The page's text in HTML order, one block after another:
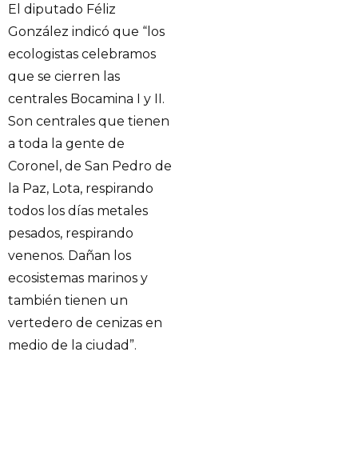
El diputado Féliz
González indicó que “los
ecologistas celebramos
que se cierren las
centrales Bocamina I y II.
Son centrales que tienen
a toda la gente de
Coronel, de San Pedro de
la Paz, Lota, respirando
todos los días metales
pesados, respirando
venenos. Dañan los
ecosistemas marinos y
también tienen un
vertedero de cenizas en
medio de la ciudad”.